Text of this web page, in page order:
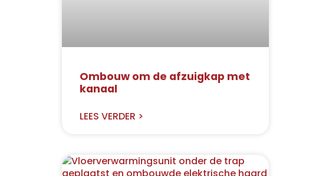
Ombouw om de afzuigkap met
kanaal
LEES VERDER >